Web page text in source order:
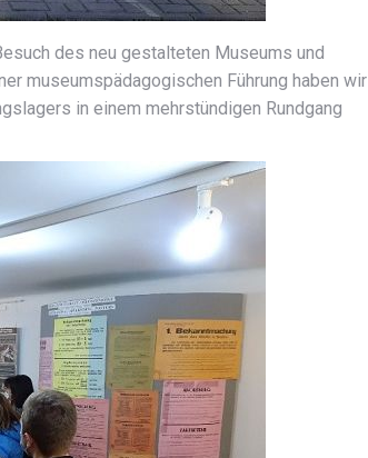
des neu gestalteten Museums und
museumspädagogischen Führung haben wir
in einem mehrstündigen Rundgang